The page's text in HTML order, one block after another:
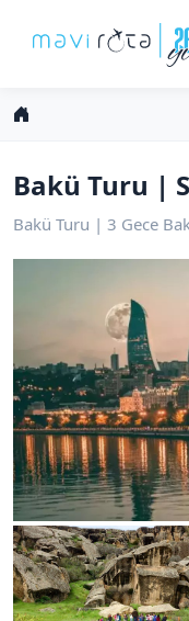
Bakü Turu |
Bakü Turu | 3 Gece